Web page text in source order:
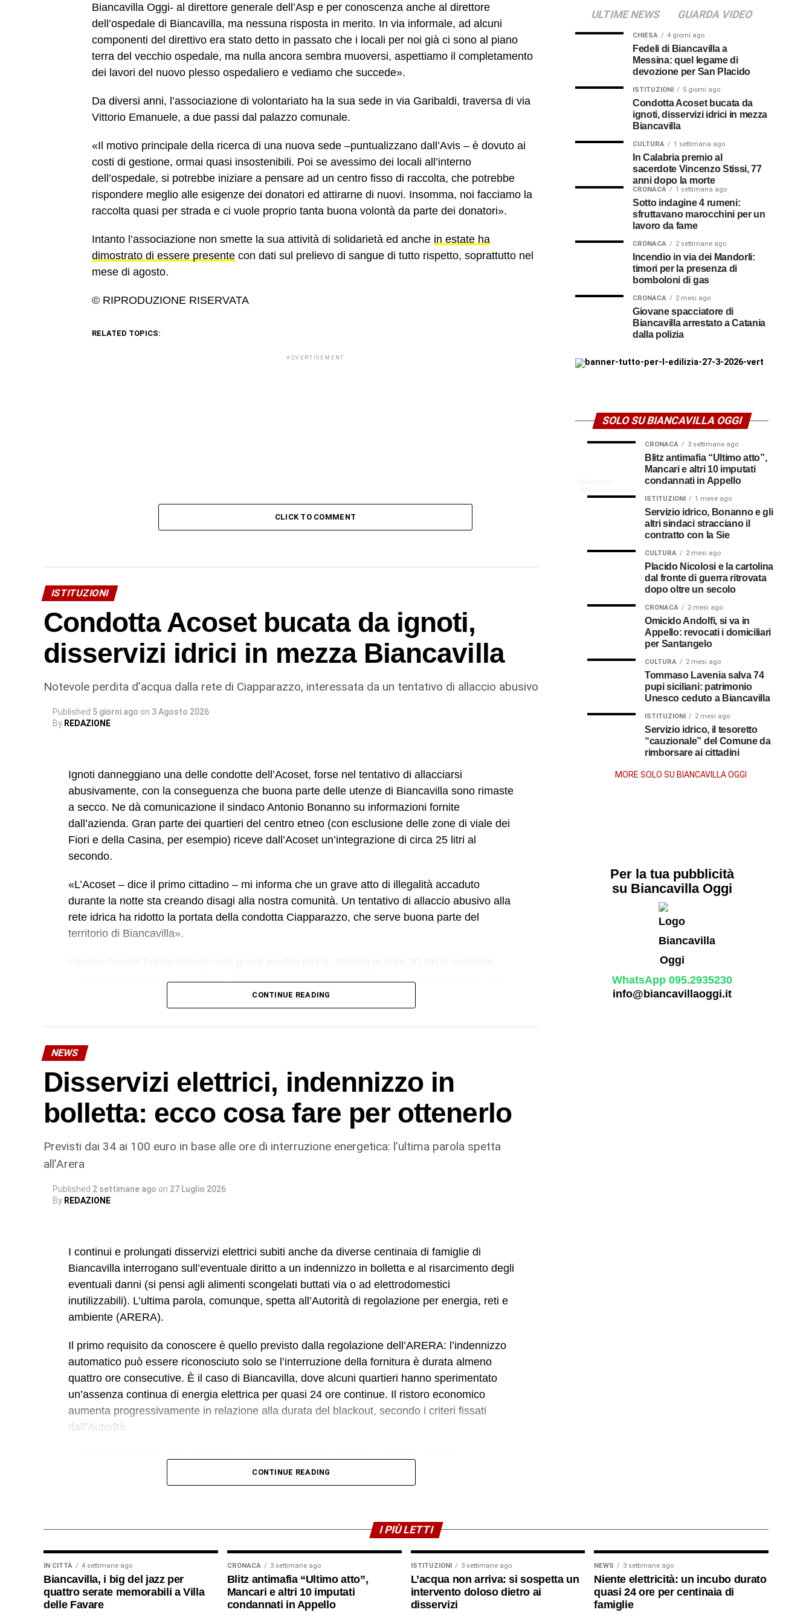
Biancavilla Oggi- al direttore generale dell’Asp e per conoscenza anche al direttore
dell’ospedale di Biancavilla, ma nessuna risposta in merito. In via informale, ad alcuni
componenti del direttivo era stato detto in passato che i locali per noi già ci sono al piano
terra del vecchio ospedale, ma nulla ancora sembra muoversi, aspettiamo il completamento
dei lavori del nuovo plesso ospedaliero e vediamo che succede».
Da diversi anni, l’associazione di volontariato ha la sua sede in via Garibaldi, traversa di via
Vittorio Emanuele, a due passi dal palazzo comunale.
«Il motivo principale della ricerca di una nuova sede –puntualizzano dall’Avis – è dovuto ai
costi di gestione, ormai quasi insostenibili. Poi se avessimo dei locali all’interno
dell’ospedale, si potrebbe iniziare a pensare ad un centro fisso di raccolta, che potrebbe
rispondere meglio alle esigenze dei donatori ed attirarne di nuovi. Insomma, noi facciamo la
raccolta quasi per strada e ci vuole proprio tanta buona volontà da parte dei donatori».
Intanto l’associazione non smette la sua attività di solidarietà ed anche in estate ha
dimostrato di essere presente con dati sul prelievo di sangue di tutto rispetto, soprattutto nel
mese di agosto.
© RIPRODUZIONE RISERVATA
RELATED TOPICS:
ADVERTISEMENT
CLICK TO COMMENT
ISTITUZIONI
Condotta Acoset bucata da ignoti,
disservizi idrici in mezza Biancavilla
Notevole perdita d’acqua dalla rete di Ciapparazzo, interessata da un tentativo di allaccio abusivo
Published 5 giorni ago on 3 Agosto 2026
By REDAZIONE
Ignoti danneggiano una delle condotte dell’Acoset, forse nel tentativo di allacciarsi
abusivamente, con la conseguenza che buona parte delle utenze di Biancavilla sono rimaste
a secco. Ne dà comunicazione il sindaco Antonio Bonanno su informazioni fornite
dall’azienda. Gran parte dei quartieri del centro etneo (con esclusione delle zone di viale dei
Fiori e della Casina, per esempio) riceve dall’Acoset un’integrazione di circa 25 litri al
secondo.
«L’Acoset – dice il primo cittadino – mi informa che un grave atto di illegalità accaduto
durante la notte sta creando disagi alla nostra comunità. Un tentativo di allaccio abusivo alla
rete idrica ha ridotto la portata della condotta Ciapparazzo, che serve buona parte del
territorio di Biancavilla».
dell’azienda – a contenere la perdita. I nostri tecnici hanno quindi valutato che l’unica
soluzione realmente risolutiva è la sostituzione integrale del tratto danneggiato: un intervento
più impegnativo, ma necessario per garantire un ripristino sicuro e duraturo
dell’infrastruttura, evitando il rischio di nuovi cedimenti a breve termine». Il tempo previsto
per la riparazione è complessivamente di 24 ore.
© RIPRODUZIONE RISERVATA
CONTINUE READING
NEWS
Disservizi elettrici, indennizzo in
bolletta: ecco cosa fare per ottenerlo
Previsti dai 34 ai 100 euro in base alle ore di interruzione energetica: l’ultima parola spetta
all’Arera
Published 2 settimane ago on 27 Luglio 2026
By REDAZIONE
I continui e prolungati disservizi elettrici subiti anche da diverse centinaia di famiglie di
Biancavilla interrogano sull’eventuale diritto a un indennizzo in bolletta e al risarcimento degli
eventuali danni (si pensi agli alimenti scongelati buttati via o ad elettrodomestici
inutilizzabili). L’ultima parola, comunque, spetta all’Autorità di regolazione per energia, reti e
ambiente (ARERA).
Il primo requisito da conoscere è quello previsto dalla regolazione dell’ARERA: l’indennizzo
automatico può essere riconosciuto solo se l’interruzione della fornitura è durata almeno
quattro ore consecutive. È il caso di Biancavilla, dove alcuni quartieri hanno sperimentato
un’assenza continua di energia elettrica per quasi 24 ore continue. Il ristoro economico
aumenta progressivamente in relazione alla durata del blackout, secondo i criteri fissati
dall’Autorità.
accreditato direttamente nella bolletta dell’energia, senza che il cliente debba presentare
alcuna domanda. L’importo varia in base alla durata dell’interruzione e ad altri parametri
Per disservizi di almeno 4 ore e fino a 8 ore l’accredito in bolletta è di 34,50 euro. C’è poi un
incremento di 17,25 euro per ogni ulteriore periodo di 4 ore. Questo significa che quegli
utenti biancavillesi che hanno raggiunto le 22 ore senza energia elettrica dovrebbero vedersi
riconoscere in bolletta 103,50 euro.
Anche le utenze commerciali o artigianali (negozi, bar, uffici, laboratori, ecc.) hanno diritto
CONTINUE READING
ULTIME NEWS GUARDA VIDEO
CHIESA 4 giorni ago
Fedeli di Biancavilla a
Messina: quel legame di
devozione per San Placido
ISTITUZIONI 5 giorni ago
Condotta Acoset bucata da
ignoti, disservizi idrici in mezza
Biancavilla
CULTURA 1 settimana ago
In Calabria premio al
sacerdote Vincenzo Stissi, 77
anni dopo la morte
CRONACA 1 settimana ago
Sotto indagine 4 rumeni:
sfruttavano marocchini per un
lavoro da fame
CRONACA 2 settimane ago
Incendio in via dei Mandorli:
timori per la presenza di
bomboloni di gas
CRONACA 2 mesi ago
Giovane spacciatore di
Biancavilla arrestato a Catania
dalla polizia
SOLO SU BIANCAVILLA OGGI
Calabria
premio
al
sacerdote
Vincenzo
77
dopo
morte
per
della
CRONACA 3 settimane ago
Blitz antimafia “Ultimo atto”,
Mancari e altri 10 imputati
condannati in Appello
ISTITUZIONI 1 mese ago
Servizio idrico, Bonanno e gli
altri sindaci stracciano il
contratto con la Sie
CULTURA 2 mesi ago
Placido Nicolosi e la cartolina
dal fronte di guerra ritrovata
dopo oltre un secolo
CRONACA 2 mesi ago
Omicido Andolfi, si va in
Appello: revocati i domiciliari
per Santangelo
CULTURA 2 mesi ago
Tommaso Lavenia salva 74
pupi siciliani: patrimonio
Unesco ceduto a Biancavilla
ISTITUZIONI 2 mesi ago
Servizio idrico, il tesoretto
“cauzionale” del Comune da
rimborsare ai cittadini
MORE SOLO SU BIANCAVILLA OGGI
Per la tua pubblicità
su Biancavilla Oggi
WhatsApp 095.2935230
info@biancavillaoggi.it
I PIÙ LETTI
IN CITTÀ 4 settimane ago
Biancavilla, i big del jazz per
quattro serate memorabili a Villa
delle Favare
CRONACA 3 settimane ago
Blitz antimafia “Ultimo atto”,
Mancari e altri 10 imputati
condannati in Appello
ISTITUZIONI 3 settimane ago
L’acqua non arriva: si sospetta un
intervento doloso dietro ai
disservizi
NEWS 3 settimane ago
Niente elettricità: un incubo durato
quasi 24 ore per centinaia di
famiglie